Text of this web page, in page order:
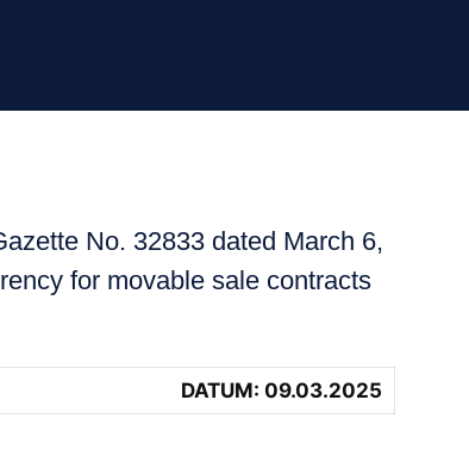
No. 32833 dated March 6,
for movable sale contracts
DATUM: 09.03.2025